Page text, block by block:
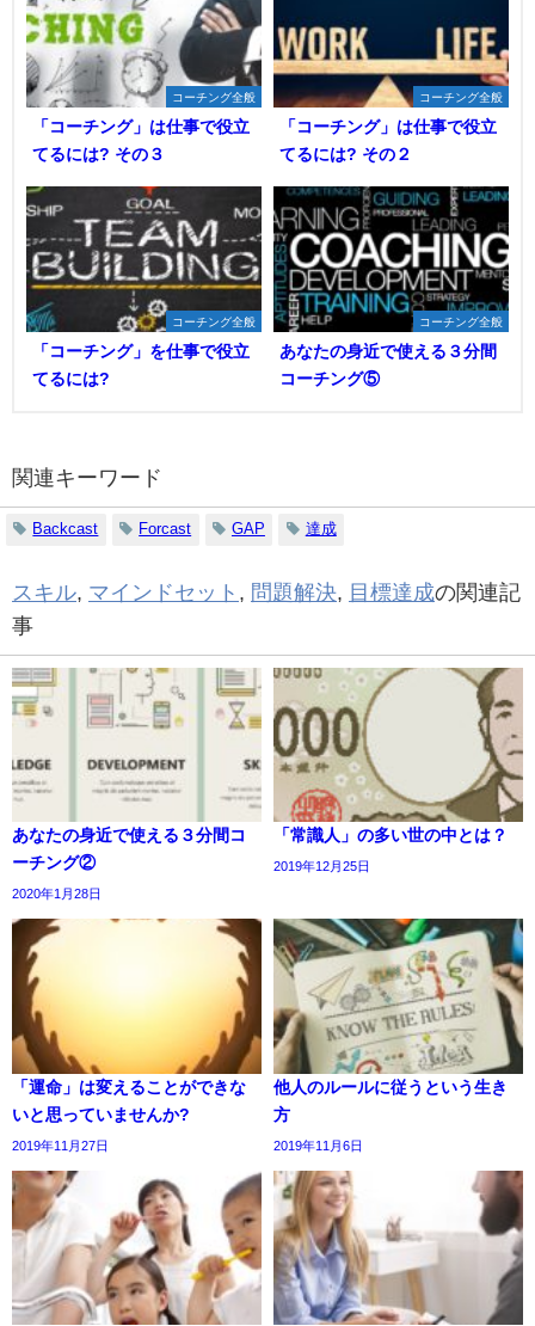
コーチング全般
「コーチング」は仕事で役立
てるには? その３
コーチング全般
「コーチング」は仕事で役立
てるには? その２
コーチング全般
「コーチング」を仕事で役立
てるには?
コーチング全般
あなたの身近で使える３分間
コーチング⑤
関連キーワード
Backcast Forcast GAP 達成
スキル, マインドセット , 問題解決, 目標達成の関連記
事
あなたの身近で使える３分間コ
ーチング②
2020年1月28日
「常識人」の多い世の中とは？
2019年12月25日
「運命」は変えることができな
いと思っていませんか?
2019年11月27日
他人のルールに従うという生き
方
2019年11月6日